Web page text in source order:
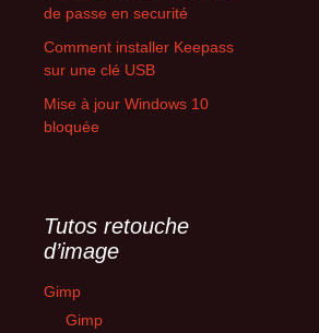
de passe en securité
Comment installer Keepass
sur une clé USB
Mise à jour Windows 10
bloquée
Tutos retouche
d’image
Gimp
Gimp